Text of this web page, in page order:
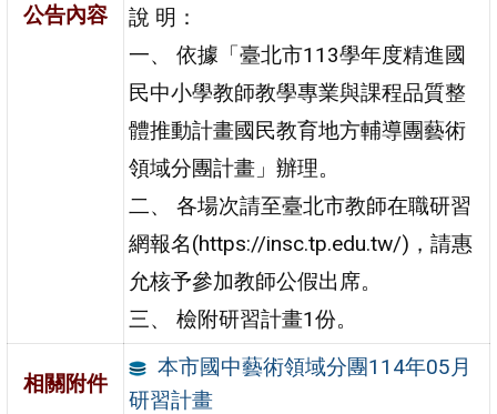
公告內容
說 明：
一、 依據「臺北市113學年度精進國
民中小學教師教學專業與課程品質整
體推動計畫國民教育地方輔導團藝術
領域分團計畫」辦理。
二、 各場次請至臺北市教師在職研習
網報名(https://insc.tp.edu.tw/)，請惠
允核予參加教師公假出席。
三、 檢附研習計畫1份。
相關附件
本市國中藝術領域分團114年05月
研習計畫